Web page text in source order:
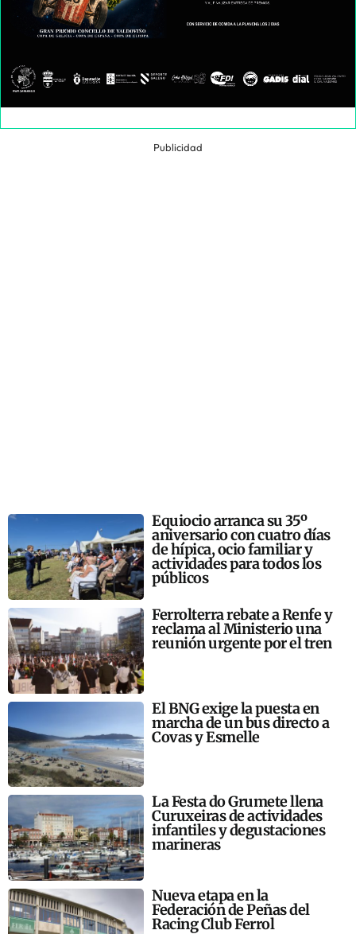
Publicidad
Equiocio arranca su 35º
aniversario con cuatro días
de hípica, ocio familiar y
actividades para todos los
públicos
Ferrolterra rebate a Renfe y
reclama al Ministerio una
reunión urgente por el tren
El BNG exige la puesta en
marcha de un bus directo a
Covas y Esmelle
La Festa do Grumete llena
Curuxeiras de actividades
infantiles y degustaciones
marineras
Nueva etapa en la
Federación de Peñas del
Racing Club Ferrol